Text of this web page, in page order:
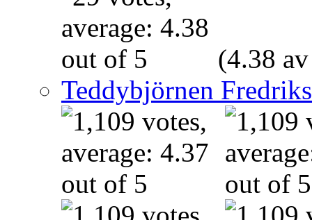
(4.38
Teddybjörnen